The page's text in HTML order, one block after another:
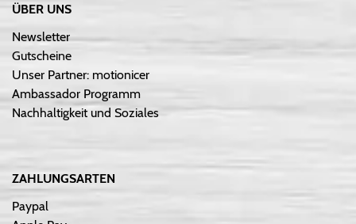
ÜBER UNS
Newsletter
Gutscheine
Unser Partner: motionicer
Ambassador Programm
Nachhaltigkeit und Soziales
ZAHLUNGSARTEN
Paypal